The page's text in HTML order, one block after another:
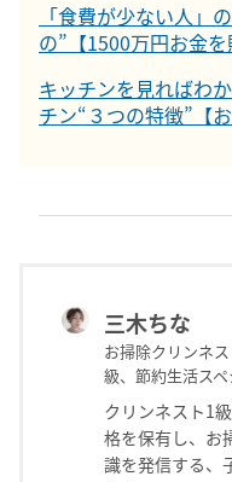
「食費が少ない人」
の”【1500万円お金を
キッチンを見ればわ
チン“３つの特徴”【
三木ちな
お掃除クリンネ
級、節約生活ス
クリンネスト1
格を保有し、お
識を発信する、